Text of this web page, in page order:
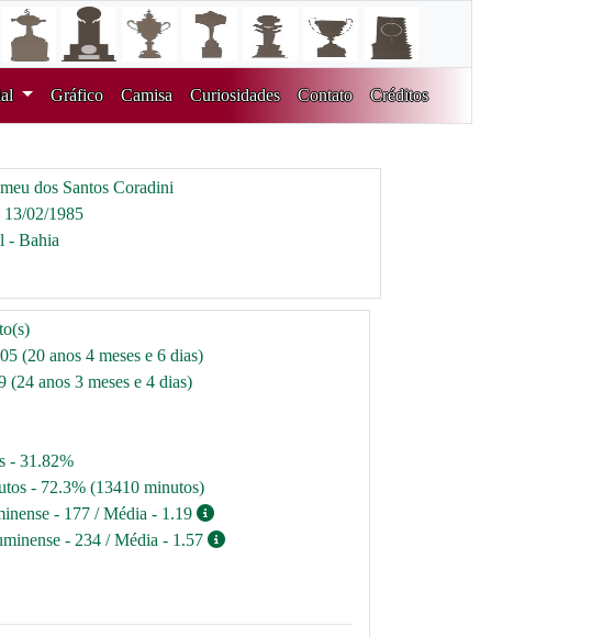
Gráfico Camisa Curiosidades Contato Créditos
dos Santos Coradini
13/02/1985
- Bahia
(20 anos 4 meses e 6 dias)
anos 3 meses e 4 dias)
- 31.82%
- 72.3% (13410 minutos)
- 177 / Média - 1.19
- 234 / Média - 1.57